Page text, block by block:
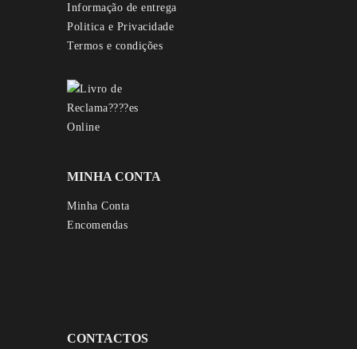
Informação de entrega
Politica e Privacidade
Termos e condições
MINHA CONTA
Minha Conta
Encomendas
CONTACTOS